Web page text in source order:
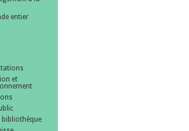
entier
et
bibliothèque